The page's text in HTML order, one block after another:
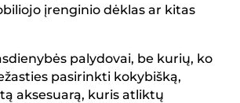
įrenginio dėklas ar kitas
palydovai, be kurių, ko
pasirinkti kokybišką,
aksesuarą, kuris atliktų